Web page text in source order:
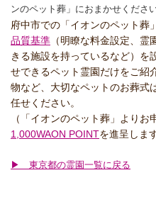
ンのペット葬」におまかせください
府中市での「イオンのペット葬
品質基準 （明瞭な料金設定、
きる施設を持っているなど）を
せできるペット霊園だけをご紹
物など、大切なペットのお葬式
任せください。
（「イオンのペット葬」よりお
1,000WAON POINTを進呈します
▶ 東京都の霊園一覧に戻る